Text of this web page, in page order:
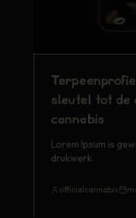
sleutel tot de
cannabis
Lorem Ipsum is
drukwerk.
officialcannabis